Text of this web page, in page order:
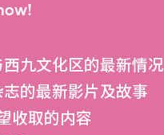
九文化区的最新情况
的最新影片及故事
收取的内容